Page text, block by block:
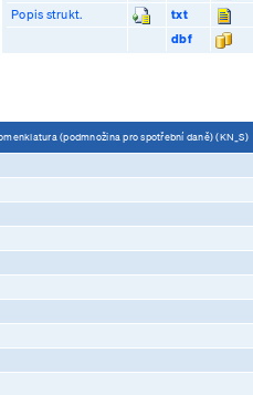
Popis strukt.
txt
dbf
(podmnožina pro spotřební daně) (KN_S)